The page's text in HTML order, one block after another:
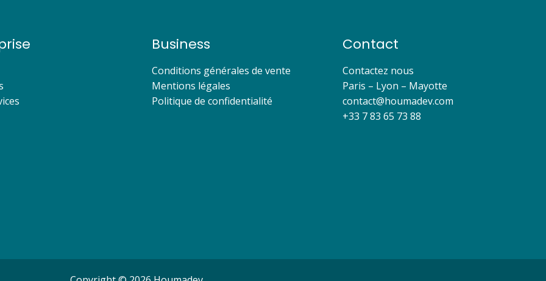
Business
Conditions générales de vente
Mentions légales
Politique de confidentialité
Contact
Contactez nous
Paris – Lyon – Mayotte
contact@houmadev.com​
+33 7 83 65 73 88